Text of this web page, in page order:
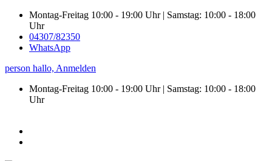
Montag-Freitag 10:00 - 19:00 Uhr | Samstag: 10:00 - 18:00
Uhr
04307/82350
WhatsApp
person hallo, Anmelden
Montag-Freitag 10:00 - 19:00 Uhr | Samstag: 10:00 - 18:00
Uhr